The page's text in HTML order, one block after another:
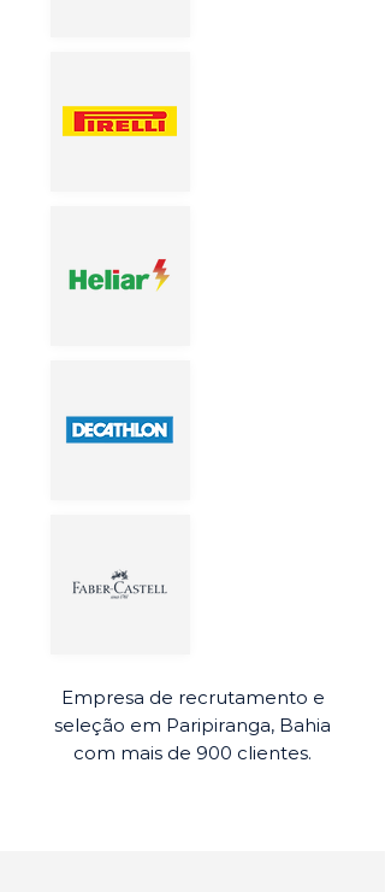
Empresa de recrutamento e
seleção em Paripiranga, Bahia
com mais de 900 clientes.